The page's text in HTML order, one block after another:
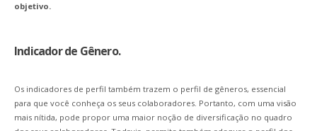
objetivo.
Indicador de Gênero.
Os indicadores de perfil também trazem o perfil de gêneros, essencial
para que você conheça os seus colaboradores. Portanto, com uma visão
mais nítida, pode propor uma maior noção de diversificação no quadro